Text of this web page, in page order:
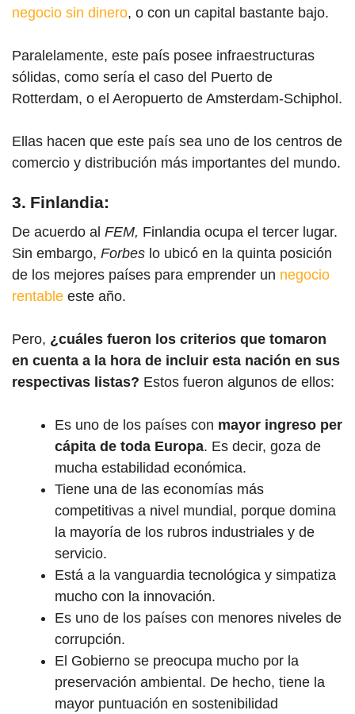
negocio sin dinero, o con un capital bastante bajo.
Paralelamente, este país posee infraestructuras
sólidas, como sería el caso del Puerto de
Rotterdam, o el Aeropuerto de Amsterdam-Schiphol.
Ellas hacen que este país sea uno de los centros de
comercio y distribución más importantes del mundo.
3. Finlandia:
De acuerdo al FEM, Finlandia ocupa el tercer lugar.
Sin embargo, Forbes lo ubicó en la quinta posición
de los mejores países para emprender un negocio
rentable este año.
Pero, ¿cuáles fueron los criterios que tomaron
en cuenta a la hora de incluir esta nación en sus
respectivas listas? Estos fueron algunos de ellos:
Es uno de los países con mayor ingreso per
cápita de toda Europa. Es decir, goza de
mucha estabilidad económica.
Tiene una de las economías más
competitivas a nivel mundial, porque domina
la mayoría de los rubros industriales y de
servicio.
Está a la vanguardia tecnológica y simpatiza
mucho con la innovación.
Es uno de los países con menores niveles de
corrupción.
El Gobierno se preocupa mucho por la
preservación ambiental. De hecho, tiene la
mayor puntuación en sostenibilidad